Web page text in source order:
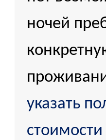
ночей
указать